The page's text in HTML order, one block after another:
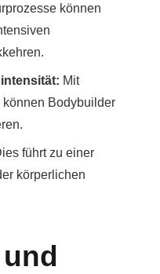
können
Mit
Bodybuilder
führt zu einer
körperlichen